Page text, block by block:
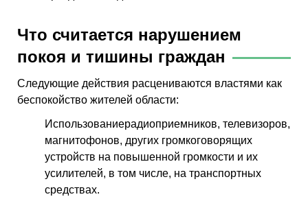
Что считается нарушением
покоя и тишины граждан
Следующие действия расцениваются властями как
беспокойство жителей области:
Использованиерадиоприемников, телевизоров,
магнитофонов, других громкоговорящих
устройств на повышенной громкости и их
усилителей, в том числе, на транспортных
средствах.